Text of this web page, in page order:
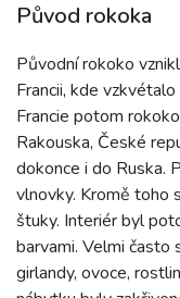
Původ rokoka
Původní rokoko
Francii, kde
Francie potom
Rakouska, České
dokonce i do Ruska.
vlnovky. Kromě toho
štuky. Interiér byl
barvami. Velmi často
girlandy, ovoce,